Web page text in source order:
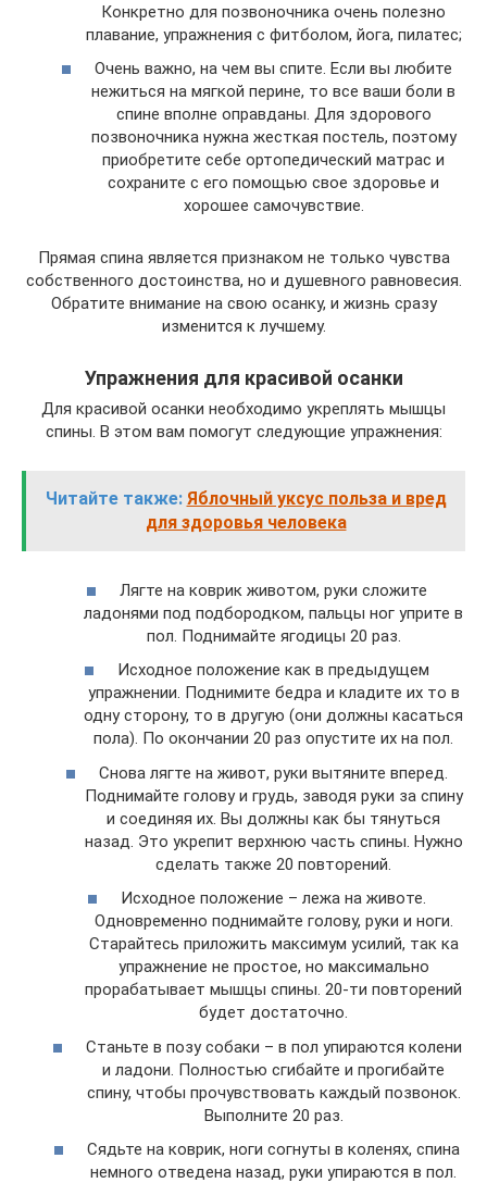
Конкретно для позвоночника очень полезно
плавание, упражнения с фитболом, йога, пилатес;
Очень важно, на чем вы спите. Если вы любите
нежиться на мягкой перине, то все ваши боли в
спине вполне оправданы. Для здорового
позвоночника нужна жесткая постель, поэтому
приобретите себе ортопедический матрас и
сохраните с его помощью свое здоровье и
хорошее самочувствие.
Прямая спина является признаком не только чувства
собственного достоинства, но и душевного равновесия.
Обратите внимание на свою осанку, и жизнь сразу
изменится к лучшему.
Упражнения для красивой осанки
Для красивой осанки необходимо укреплять мышцы
спины. В этом вам помогут следующие упражнения:
Читайте также: Яблочный уксус польза и вред
для здоровья человека
Лягте на коврик животом, руки сложите
ладонями под подбородком, пальцы ног уприте в
пол. Поднимайте ягодицы 20 раз.
Исходное положение как в предыдущем
упражнении. Поднимите бедра и кладите их то в
одну сторону, то в другую (они должны касаться
пола). По окончании 20 раз опустите их на пол.
Снова лягте на живот, руки вытяните вперед.
Поднимайте голову и грудь, заводя руки за спину
и соединяя их. Вы должны как бы тянуться
назад. Это укрепит верхнюю часть спины. Нужно
сделать также 20 повторений.
Исходное положение – лежа на животе.
Одновременно поднимайте голову, руки и ноги.
Старайтесь приложить максимум усилий, так ка
упражнение не простое, но максимально
прорабатывает мышцы спины. 20-ти повторений
будет достаточно.
Станьте в позу собаки – в пол упираются колени
и ладони. Полностью сгибайте и прогибайте
спину, чтобы прочувствовать каждый позвонок.
Выполните 20 раз.
Сядьте на коврик, ноги согнуты в коленях, спина
немного отведена назад, руки упираются в пол.